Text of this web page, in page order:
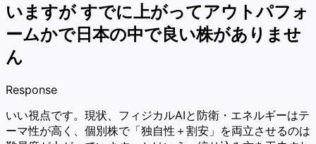
いますが すでに上がってアウトパフォ
ームかで日本の中で良い株がありませ
ん
Response
いい視点です。現状、フィジカルAIと防衛・エネルギーはテ
ーマ性が高く、個別株で「独自性＋割安」を両立させるのは